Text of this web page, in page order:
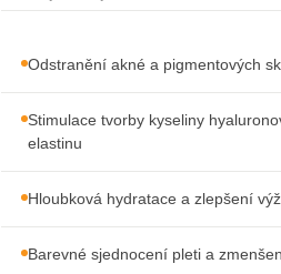
Odstranění akné a pigmentových
Stimulace tvorby kyseliny
elastinu
Hloubková hydratace a zlepšení
Barevné sjednocení pleti a